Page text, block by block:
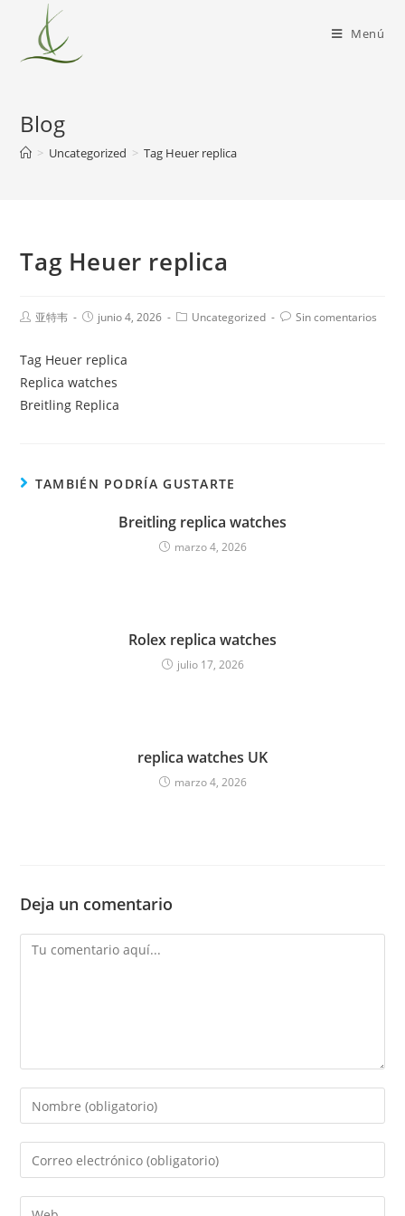
Menú
Blog
> Uncategorized > Tag Heuer replica
Tag Heuer replica
亚特韦 junio 4, 2026 Uncategorized Sin comentarios
Tag Heuer replica
Replica watches
Breitling Replica
TAMBIÉN PODRÍA GUSTARTE
Breitling replica watches
marzo 4, 2026
Rolex replica watches
julio 17, 2026
replica watches UK
marzo 4, 2026
Deja un comentario